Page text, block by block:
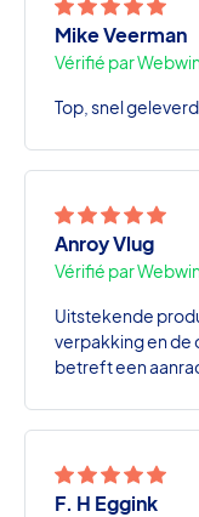
Mike Veerman
Vérifié par
Top, snel
Anroy Vlug
Vérifié par
Uitstekende
verpakking en de
betreft een
F. H Eggink